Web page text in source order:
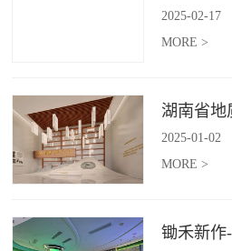
2025-02-17
MORE >
湖南省地
2025-01 -02
MORE >